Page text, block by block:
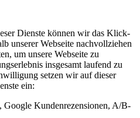
Dienste können wir das Klick-
unserer Webseite nachvollziehen
um unsere Webseite zu
insgesamt laufend zu
setzen wir auf dieser
ein:
Kundenrezensionen, A/B-